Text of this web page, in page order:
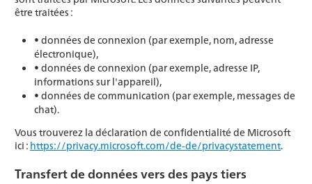
être traitées :
• données de connexion (par exemple, nom, adresse
électronique),
• données de connexion (par exemple, adresse IP,
informations sur l'appareil),
• données de communication (par exemple, messages de
chat).
Vous trouverez la déclaration de confidentialité de Microsoft
ici : https://privacy.microsoft.com/de-de/privacystatement.
Transfert de données vers des pays tiers